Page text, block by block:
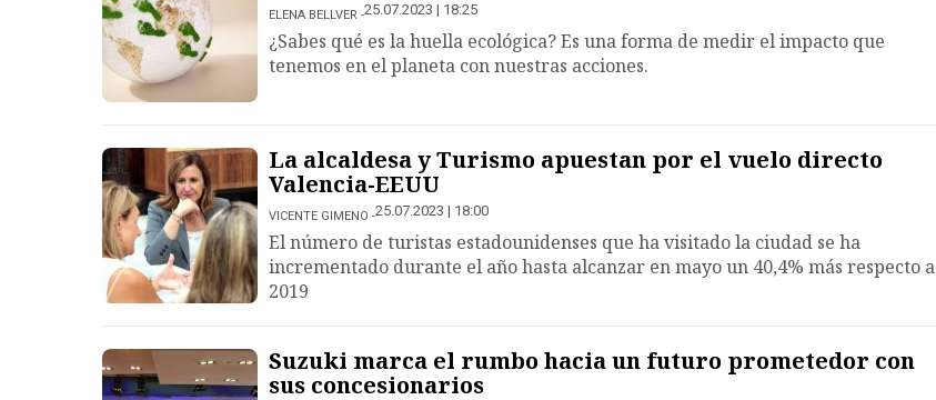
ELENA BELLVER 25.07.2023 | 18:25
¿Sabes qué es la huella ecológica? Es una forma de medir el impacto que
tenemos en el planeta con nuestras acciones.
La alcaldesa y Turismo apuestan por el vuelo directo
Valencia-EEUU
VICENTE GIMENO 25.07.2023 | 18:00
El número de turistas estadounidenses que ha visitado la ciudad se ha
incrementado durante el año hasta alcanzar en mayo un 40,4% más respecto a
2019
Suzuki marca el rumbo hacia un futuro prometedor con
sus concesionarios